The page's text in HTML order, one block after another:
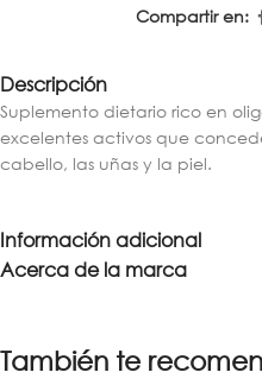
Compartir en:
Descripción
Suplemento dietario rico en
excelentes activos que
cabello, las uñas y la piel.
Información adicional
Acerca de la marca
También te